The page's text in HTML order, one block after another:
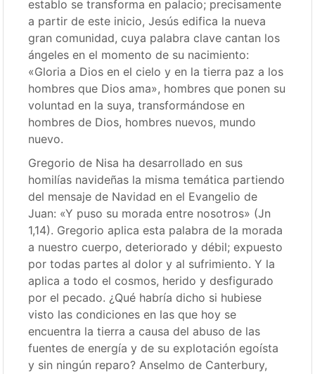
establo se transforma en palacio; precisamente
a partir de este inicio, Jesús edifica la nueva
gran comunidad, cuya palabra clave cantan los
ángeles en el momento de su nacimiento:
«Gloria a Dios en el cielo y en la tierra paz a los
hombres que Dios ama», hombres que ponen su
voluntad en la suya, transformándose en
hombres de Dios, hombres nuevos, mundo
nuevo.
Gregorio de Nisa ha desarrollado en sus
homilías navideñas la misma temática partiendo
del mensaje de Navidad en el Evangelio de
Juan: «Y puso su morada entre nosotros» (Jn
1,14). Gregorio aplica esta palabra de la morada
a nuestro cuerpo, deteriorado y débil; expuesto
por todas partes al dolor y al sufrimiento. Y la
aplica a todo el cosmos, herido y desfigurado
por el pecado. ¿Qué habría dicho si hubiese
visto las condiciones en las que hoy se
encuentra la tierra a causa del abuso de las
fuentes de energía y de su explotación egoísta
y sin ningún reparo? Anselmo de Canterbury,